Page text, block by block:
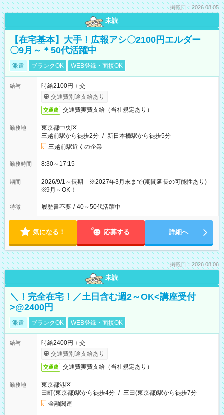
掲載日：2026.08.05
未読
【在宅基本】大手！広報アシ〇2100円エルダー
〇9月～＊50代活躍中
派遣 ブランクOK WEB登録・面接OK
給与
時給2100円＋交
交通費別途支給あり
交通費 交通費実費支給（当社規定あり）
勤務地
東京都中央区
三越前駅から徒歩2分 / 新日本橋駅から徒歩5分
三越前駅近くの企業
勤務時間 8:30～17:15
期間
2026/9/1～長期 ※2027年3月末まで(期間延長の可能性あり)
※9月～OK！
特徴 履歴書不要 / 40～50代活躍中
気になる！ 応募する 詳細へ
掲載日：2026.08.06
未読
＼！完全在宅！／土日含む週2～OK<講座受付
>@2400円
派遣 ブランクOK WEB登録・面接OK
給与
時給2400円＋交
交通費別途支給あり
交通費 交通費実費支給（当社規定あり）
勤務地
東京都港区
田町(東京都)駅から徒歩4分 / 三田(東京都)駅から徒歩7分
金融関連